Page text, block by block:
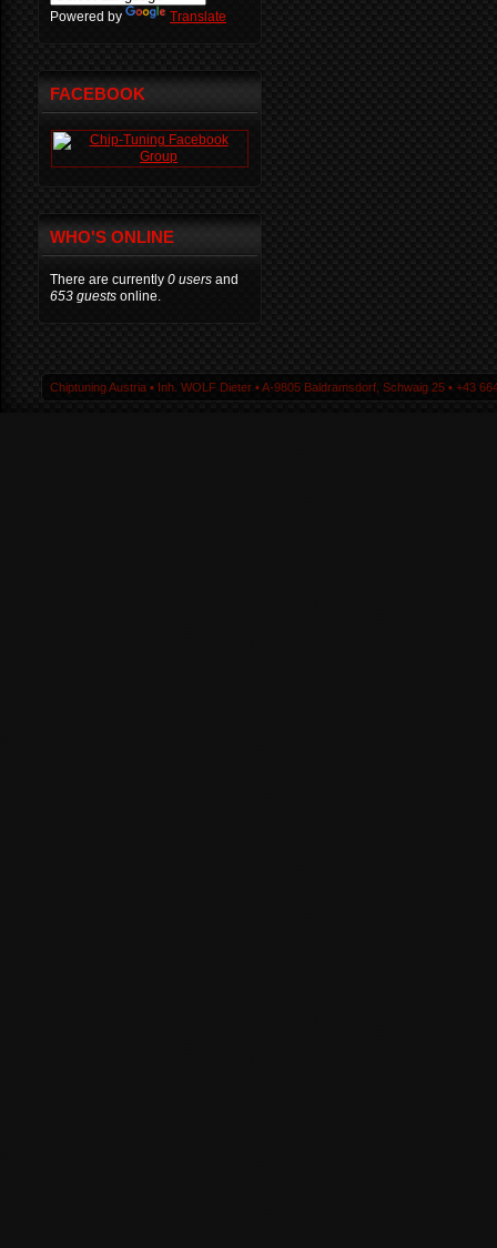
Powered by Translate
FACEBOOK
WHO'S ONLINE
There are currently 0 users and
653 guests online.
Chiptuning Austria ▪ Inh. WOLF Dieter ▪ A-9805 Baldramsdorf, Schwaig 25 ▪ +43